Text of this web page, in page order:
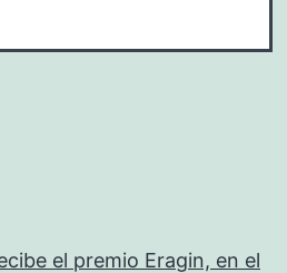
el premio Eragin, en el